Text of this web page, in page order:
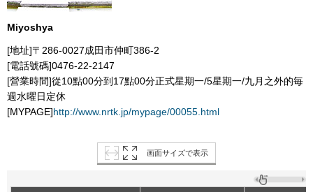
Miyoshya
[地址]〒286-0027成田市仲町386-2
[電話號碼]0476-22-2147
[營業時間]從10點00分到17點00分正式星期一/5星期一/九月之外的毎
週水曜日定休
[MYPAGE]http://www.nrtk.jp/mypage/00055.html
画面サイズで表示